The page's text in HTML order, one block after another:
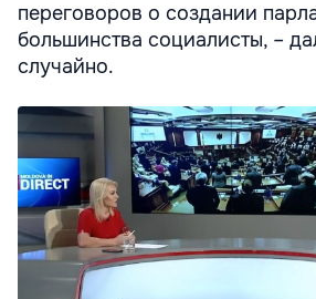
переговоров о создании
большинства социалисты, –
случайно.